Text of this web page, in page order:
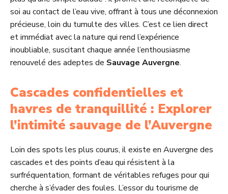
soi au contact de l’eau vive, offrant à tous une déconnexion
précieuse, loin du tumulte des villes. C’est ce lien direct
et immédiat avec la nature qui rend l’expérience
inoubliable, suscitant chaque année l’enthousiasme
renouvelé des adeptes de Sauvage Auvergne.
Cascades confidentielles et
havres de tranquillité : Explorer
l’intimité sauvage de l’Auvergne
Loin des spots les plus courus, il existe en Auvergne des
cascades et des points d’eau qui résistent à la
surfréquentation, formant de véritables refuges pour qui
cherche à s’évader des foules. L’essor du tourisme de